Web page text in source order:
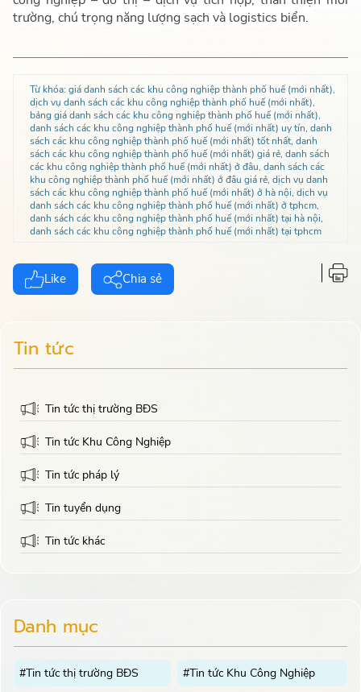
trường, chú trọng năng lượng sạch và logistics biển.
Từ khóa: giá danh sách các khu công nghiệp thành phố huế (mới nhất),
dịch vụ danh sách các khu công nghiệp thành phố huế (mới nhất),
bảng giá danh sách các khu công nghiệp thành phố huế (mới nhất),
danh sách các khu công nghiệp thành phố huế (mới nhất) uy tín, danh
sách các khu công nghiệp thành phố huế (mới nhất) tốt nhất, danh
sách các khu công nghiệp thành phố huế (mới nhất) giá rẻ, danh sách
các khu công nghiệp thành phố huế (mới nhất) ở đâu, danh sách các
khu công nghiệp thành phố huế (mới nhất) ở đâu giá rẻ, dịch vụ danh
sách các khu công nghiệp thành phố huế (mới nhất) ở hà nội, dịch vụ
danh sách các khu công nghiệp thành phố huế (mới nhất) ở tphcm,
danh sách các khu công nghiệp thành phố huế (mới nhất) tại hà nội,
danh sách các khu công nghiệp thành phố huế (mới nhất) tại tphcm
Like Chia sẻ
Tin tức
Tin tức thị trường BĐS
Tin tức Khu Công Nghiệp
Tin tức pháp lý
Tin tuyển dụng
Tin tức khác
Danh mục
#Tin tức thị trường BĐS #Tin tức Khu Công Nghiệp